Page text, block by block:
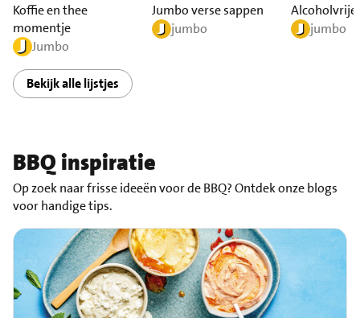
Koffie en thee
momentje
Jumbo
Jumbo verse sappen
jumbo
Alcoholvrije
jumbo
Bekijk alle lijstjes
BBQ inspiratie
Op zoek naar frisse ideeën voor de BBQ? Ontdek onze blogs
voor handige tips.